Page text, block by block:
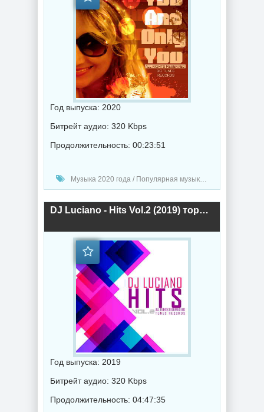
Год выпуска: 2020
Битрейт аудио: 320 Kbps
Продолжительность: 00:23:51
Музыка 2020 года / Популярная музыка / Электронная музыка / Поп музыка / Танцевальная музыка
DJ Luciano - Hits Vol.2 (2019) торрент
Год выпуска: 2019
Битрейт аудио: 320 Kbps
Продолжительность: 04:47:35